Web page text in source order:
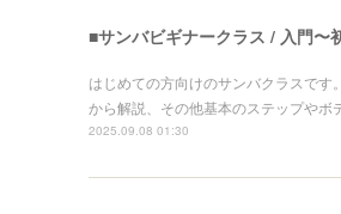
■サンバビギナークラス / 入門〜
はじめての方向けのサンバクラスで
から解説、その他基本のステップやボ
2025.09.08 01:30